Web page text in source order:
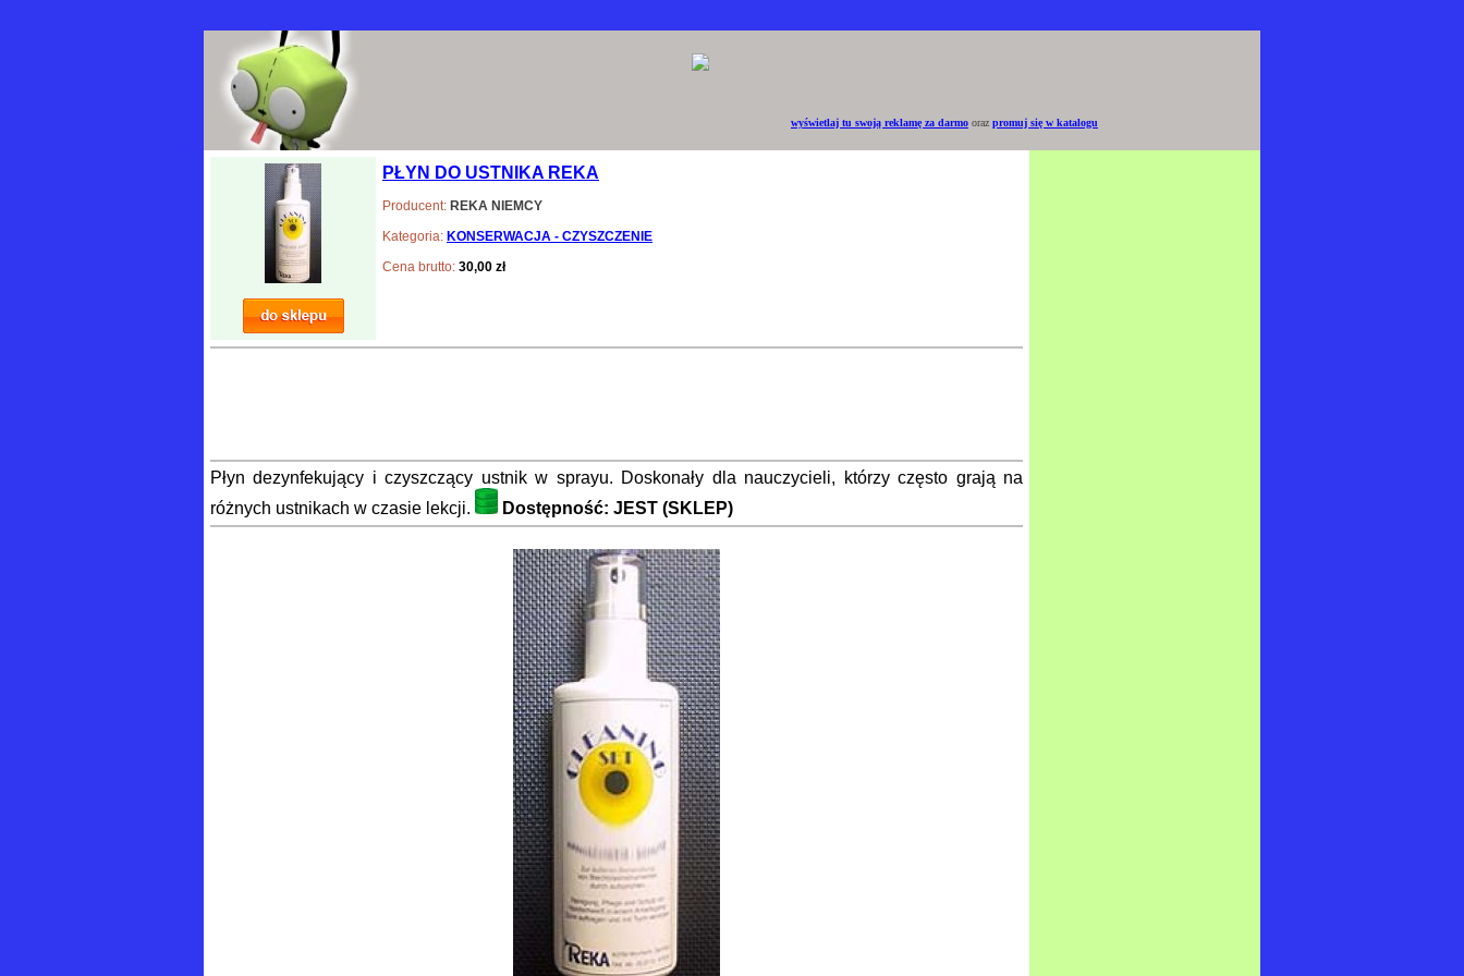
wyświetlaj tu swoją reklamę za darmo oraz promuj się w katalogu
PŁYN DO USTNIKA REKA
Producent: REKA NIEMCY
Kategoria: KONSERWACJA - CZYSZCZENIE
Cena brutto: 30,00 zł
Płyn dezynfekujący i czyszczący ustnik w sprayu. Doskonały dla nauczycieli, którzy często grają na
różnych ustnikach w czasie lekcji.
Dostępność: JEST (SKLEP)